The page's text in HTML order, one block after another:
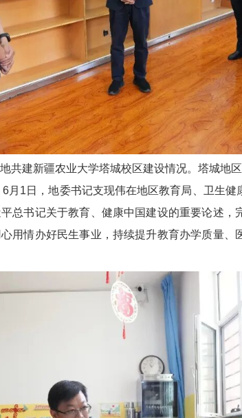
共建新疆农业大学塔城校区建设情况。塔城地
月1日，地委书记支现伟在地区教育局、卫生
总书记关于教育、健康中国建设的重要论述
用情办好民生事业，持续提升教育办学质量